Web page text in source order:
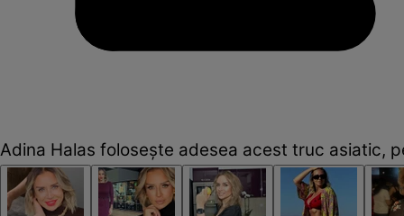
Adina Halas folosește adesea acest truc asiatic,